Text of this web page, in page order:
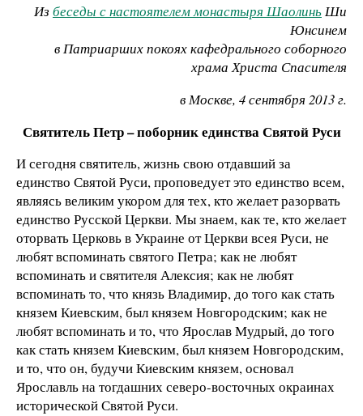
Избеседы с настоятелем монастыря ШаолиньШи
Юнсинем
в Патриарших покоях кафедрального соборного
храма Христа Спасителя
в Москве, 4 сентября 2013 г.
Святитель Петр – поборник единства Святой Руси
И сегодня святитель, жизнь свою отдавший за
единство Святой Руси, проповедует это единство всем,
являясь великим укором для тех, кто желает разорвать
единство Русской Церкви. Мы знаем, как те, кто желает
оторвать Церковь в Украине от Церкви всея Руси, не
любят вспоминать святого Петра; как не любят
вспоминать и святителя Алексия; как не любят
вспоминать то, что князь Владимир, до того как стать
князем Киевским, был князем Новгородским; как не
любят вспоминать и то, что Ярослав Мудрый, до того
как стать князем Киевским, был князем Новгородским,
и то, что он, будучи Киевским князем, основал
Ярославль на тогдашних северо-восточных окраинах
исторической Святой Руси.